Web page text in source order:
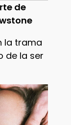
de
la trama
de la ser